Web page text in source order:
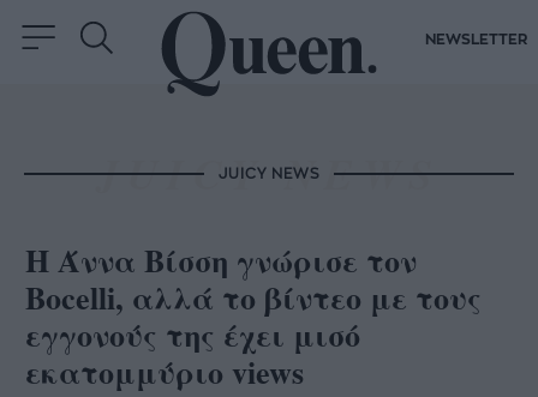
NEWSLETTER
JUICY NEWS
Η Άννα Βίσση γνώρισε τον
Bocelli, αλλά το βίντεο με τους
εγγονούς της έχει μισό
εκατομμύριο views